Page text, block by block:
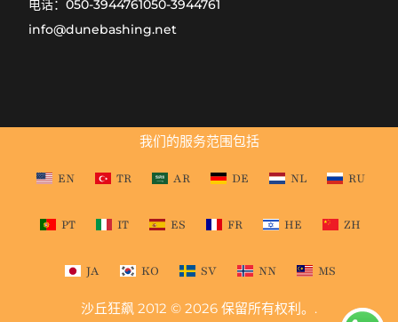
电话：050-3944761050-3944761
info@dunebashing.net
我们的服务范围包括
EN TR AR DE NL RU
PT IT ES FR HE ZH
JA KO SV NN MS
沙丘狂飙 2012 © 2026 保留所有权利。.